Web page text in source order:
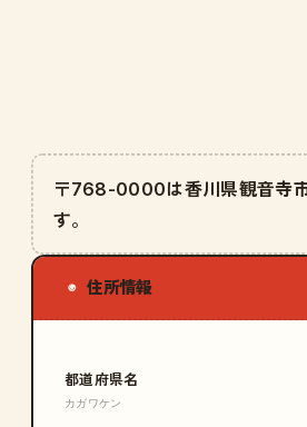
〒768-0000は香川県観音寺
す。
◉ 住所情報
都道府県名
カガワケン